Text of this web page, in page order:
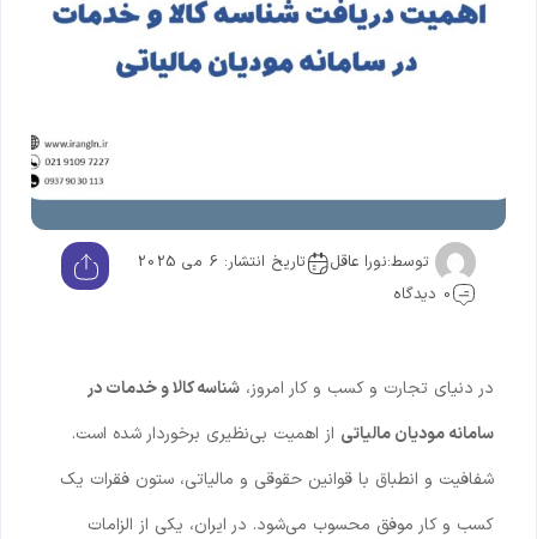
توسط:نورا عاقل
تاریخ انتشار: 6 می 2025
0 دیدگاه
در دنیای تجارت و کسب و کار امروز، شناسه کالا و خدمات در
سامانه مودیان مالیاتی از اهمیت بی‌نظیری برخوردار شده است.
شفافیت و انطباق با قوانین حقوقی و مالیاتی، ستون فقرات یک
کسب و کار موفق محسوب می‌شود. در ایران، یکی از الزامات